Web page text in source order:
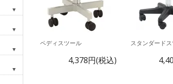
ペディスツール
4,378円(税込)
スタンダード